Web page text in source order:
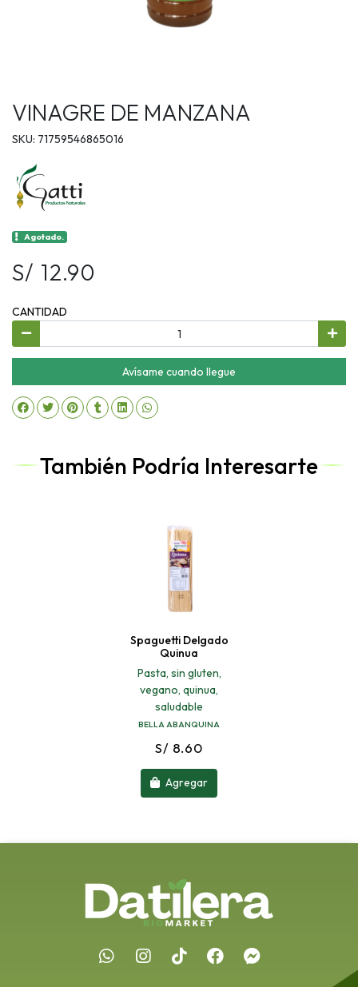
VINAGRE DE MANZANA
SKU: 71759546865016
Agotado.
S/ 12.90
CANTIDAD
Avísame cuando llegue
También Podría Interesarte
Spaguetti Delgado
Quinua
Pasta, sin gluten,
vegano, quinua,
saludable
BELLA ABANQUINA
S/ 8.60
Agregar